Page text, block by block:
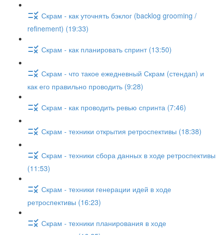
Скрам - как уточнять бэклог (backlog grooming /
refinement) (19:33)
Скрам - как планировать спринт (13:50)
Скрам - что такое ежедневный Скрам (стендап) и
как его правильно проводить (9:28)
Скрам - как проводить ревью спринта (7:46)
Скрам - техники открытия ретроспективы (18:38)
Скрам - техники сбора данных в ходе ретроспективы
(11:53)
Скрам - техники генерации идей в ходе
ретроспективы (16:23)
Скрам - техники планирования в ходе